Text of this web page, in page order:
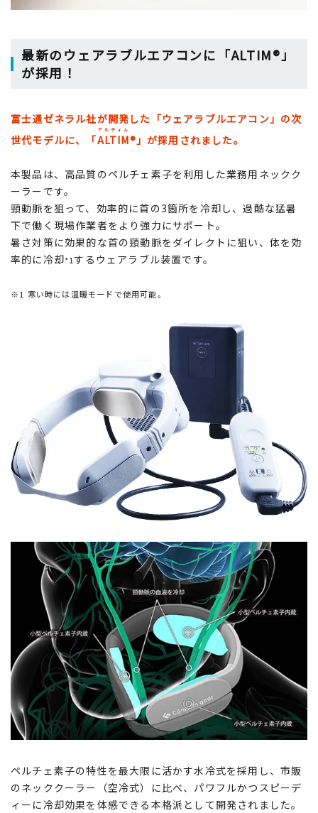
最新のウェアラブルエアコンに「ALTIM®」
が採用！
富士通ゼネラル社が開発した「ウェアラブルエアコン」の次
世代モデルに、「ALTIM
アルティム
®」が採用されました。
本製品は、高品質のペルチェ素子を利用した業務用ネックク
ーラーです。
頸動脈を狙って、効率的に首の3箇所を冷却し、過酷な猛暑
下で働く現場作業者をより強力にサポート。
暑さ対策に効果的な首の頸動脈をダイレクトに狙い、体を効
率的に冷却*1するウェアラブル装置です。
※1 寒い時には温暖モードで使用可能。
ペルチェ素子の特性を最大限に活かす水冷式を採用し、市販
のネッククーラー（空冷式）に比べ、パワフルかつスピーデ
ィーに冷却効果を体感できる本格派として開発されました。